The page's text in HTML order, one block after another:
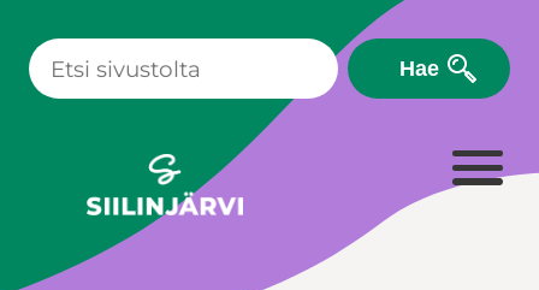
sisältöön
Hae